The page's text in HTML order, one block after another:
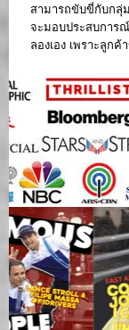
สามารถขับขี่กับกลุ่
จะมอบประสบการ
ลองเอง เพราะลูกค้